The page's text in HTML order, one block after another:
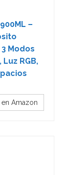
–
Modos
RGB,
Amazon